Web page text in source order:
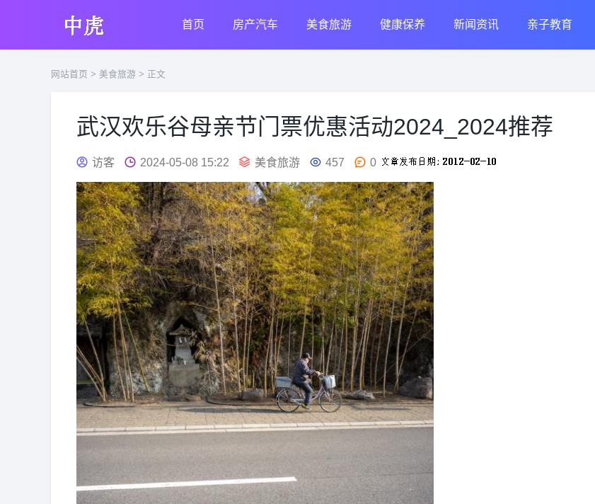
首页 房产汽车 美食旅游 健康保养 新闻资讯 亲子教育
网站首页 > 美食旅游 > 正文
武汉欢乐谷母亲节门票优惠活动2024_2024推荐
访客 2024-05-08 15:22 美食旅游 457 0